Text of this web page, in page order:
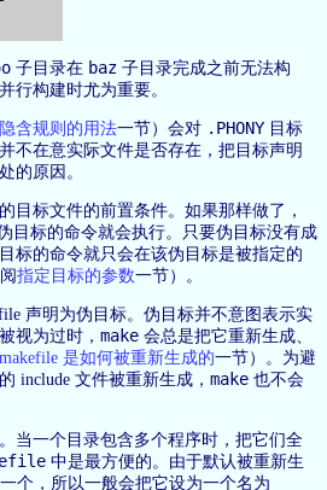
子目录在 baz 子目录完成之前无法构
行构建时尤为重要。
隐含规则的用法一节）会对 .PHONY 目标
不在意实际文件是否存在，把目标声明
的原因。
目标文件的前置条件。如果那样做了，
目标的命令就会执行。只要伪目标没有成
标的命令就只会在该伪目标是被指定的
指定目标的参数一节）。
声明为伪目标。伪目标并不意图表示实
视为过时， make 会总是把它重新生成、
makefile 是如何被重新生成的一节）。为避
include 文件被重新生成， make 也不会
当一个目录包含多个程序时，把它们全
中是最方便的。由于默认被重新生
个，所以一般会把它设为一个名为